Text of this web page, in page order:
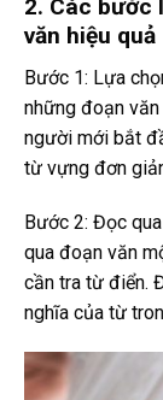
2. Các bước
văn hiệu quả
Bước 1: Lựa
những đoạn
người mới bắt
từ vựng đơn
Bước 2: Đọc
qua đoạn văn
cần tra từ điển.
nghĩa của từ